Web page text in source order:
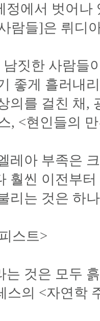
정에서 벗어나
람들]은 뤼디
남짓한 사람들
좋게 흘러내
의를 걸친 채,
, <현인들의
레아 부족은
훨씬 이전부
리는 것은 하
스트>
는 것은 모두
스의 <자연학